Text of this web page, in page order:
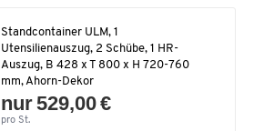
Standcontainer ULM, 1
Utensilienauszug, 2 Schübe, 1 HR-
Auszug, B 428 x T 800 x H 720-760
mm, Ahorn-Dekor
nur 529,00 €
pro St.